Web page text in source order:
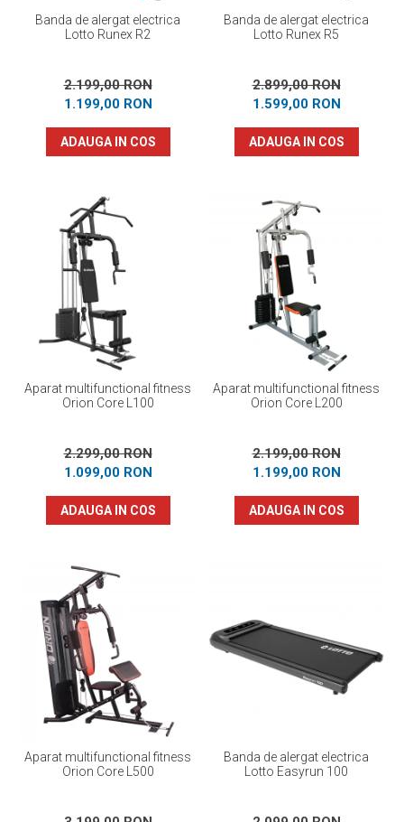
Banda de alergat electrica
Lotto Runex R2
2.199,00 RON
1.199,00 RON
ADAUGA IN COS
Banda de alergat electrica
Lotto Runex R5
2.899,00 RON
1.599,00 RON
ADAUGA IN COS
Aparat multifunctional fitness
Orion Core L100
2.299,00 RON
1.099,00 RON
ADAUGA IN COS
Aparat multifunctional fitness
Orion Core L200
2.199,00 RON
1.199,00 RON
ADAUGA IN COS
Aparat multifunctional fitness
Orion Core L500
Banda de alergat electrica
Lotto Easyrun 100